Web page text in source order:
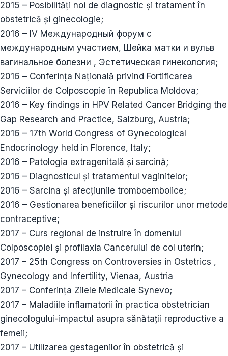
2015 – Posibilități noi de diagnostic și tratament în
obstetrică și ginecologie;
2016 – IV Международный форум с
международным участием, Шейка матки и вульв
вагинальное болезни , Эстетическая гинекология;
2016 – Conferința Națională privind Fortificarea
Serviciilor de Colposcopie în Republica Moldova;
2016 – Key findings in HPV Related Cancer Bridging the
Gap Research and Practice, Salzburg, Austria;
2016 – 17th World Congress of Gynecological
Endocrinology held in Florence, Italy;
2016 – Patologia extragenitală și sarcină;
2016 – Diagnosticul și tratamentul vaginitelor;
2016 – Sarcina și afecțiunile tromboembolice;
2016 – Gestionarea beneficiilor și riscurilor unor metode
contraceptive;
2017 – Curs regional de instruire în domeniul
Colposcopiei și profilaxia Cancerului de col uterin;
2017 – 25th Congress on Controversies in Ostetrics ,
Gynecology and Infertility, Vienaa, Austria
2017 – Conferința Zilele Medicale Synevo;
2017 – Maladiile inflamatorii în practica obstetrician
ginecologului-impactul asupra sănătații reproductive a
femeii;
2017 – Utilizarea gestagenilor în obstetrică și